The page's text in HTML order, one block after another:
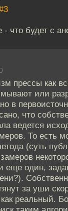
- что будет с
прессы как
или
в
что
ведется
То есть
(суть
еще один,
за уши
реальный.